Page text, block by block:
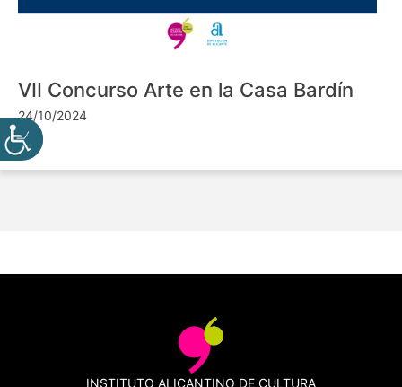
VII Concurso Arte en la Casa Bardín
24/10/2024
INSTITUTO ALICANTINO DE CULTURA